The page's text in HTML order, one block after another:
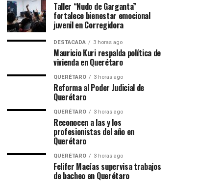
Taller “Nudo de Garganta”
fortalece bienestar emocional
juvenil en Corregidora
DESTACADA 3 horas ago
Mauricio Kuri respalda política de
vivienda en Querétaro
QUERÉTARO 3 horas ago
Reforma al Poder Judicial de
Querétaro
QUERÉTARO 3 horas ago
Reconocen a las y los
profesionistas del año en
Querétaro
QUERÉTARO 3 horas ago
Felifer Macías supervisa trabajos
de bacheo en Querétaro